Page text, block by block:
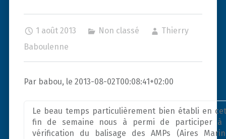
1 août 2013 Non classé
Thierry
Baboulenne
Par babou, le 2013-08-02T00:08:41+02:00
Le beau temps particulièrement bien établi en
fin de semaine nous à permi de participer à
vérification du balisage des AMPs (Aires